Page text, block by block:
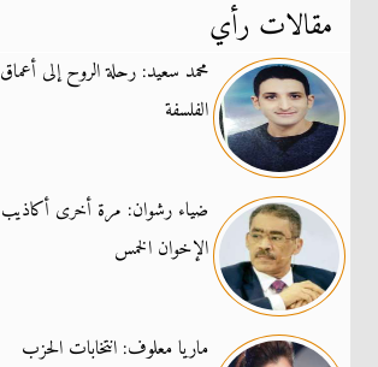
مقالات رأي
محمد سعيد: رحلة الروح إلى أعماق
الفلسفة
ضياء رشوان: مرة أخرى أكاذيب
الإخوان الخمس
ماريا معلوف: انتخابات الحزب